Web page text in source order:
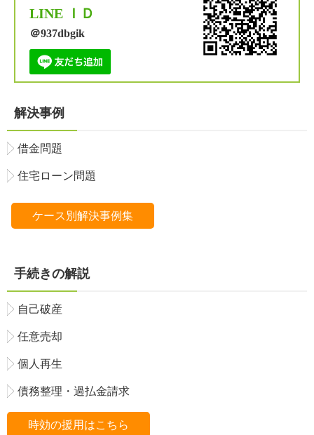
LINE ＩＤ
＠937dbgik
解決事例
借金問題
住宅ローン問題
ケース別解決事例集
手続きの解説
自己破産
任意売却
個人再生
債務整理・過払金請求
時効の援用はこちら